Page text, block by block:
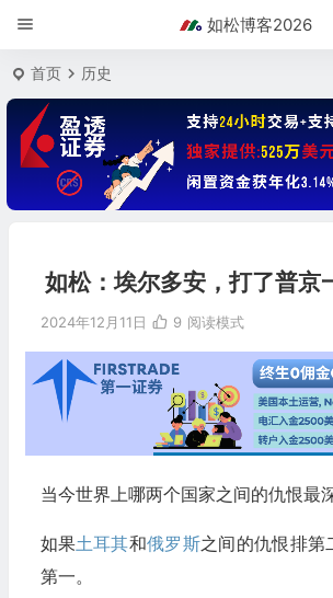
如松博客2026
首页 历史
如松：埃尔多安，打了普京
2024年12月11日 9 阅读模式
当今世界上哪两个国家之间的仇恨最
如果土耳其和俄罗斯之间的仇恨排第
第一。